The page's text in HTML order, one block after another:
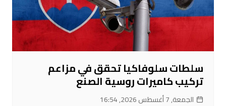
سلطات سلوفاكيا تحقق في مزاعم
تركيب كاميرات روسية الصنع
الجمعة, 7 أغسطس 2026, 16:54